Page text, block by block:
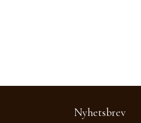
Nyhetsbrev